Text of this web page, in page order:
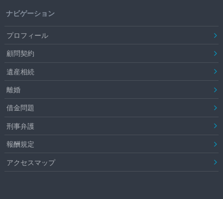
ナビゲーション
プロフィール
顧問契約
遺産相続
離婚
借金問題
刑事弁護
報酬規定
アクセスマップ